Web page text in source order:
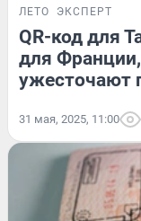
ЛЕТО ЭКСПЕРТ
QR-код для
для
ужесточают
31 мая, 2025, 11:00